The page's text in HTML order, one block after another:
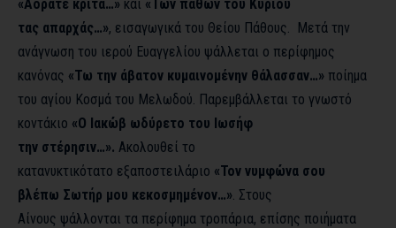
«Αόρατε κριτά…» και «Των παθών του Κυρίου
τας απαρχάς…», εισαγωγικά του Θείου Πάθους. Μετά την
ανάγνωση του ιερού Ευαγγελίου ψάλλεται ο περίφημος
κανόνας «Τω την άβατον κυμαινομένην θάλασσαν…» ποίημα
του αγίου Κοσμά του Μελωδού. Παρεμβάλλεται το γνωστό
κοντάκιο «Ο Ιακώβ ωδύρετο του Ιωσήφ
την στέρησιν…». Ακολουθεί το
κατανυκτικότατο εξαποστειλάριο «Τον νυμφώνα σου
βλέπω Σωτήρ μου κεκοσμημένον…» . Στους
Αίνους ψάλλονται τα περίφημα τροπάρια, επίσης ποιήματα